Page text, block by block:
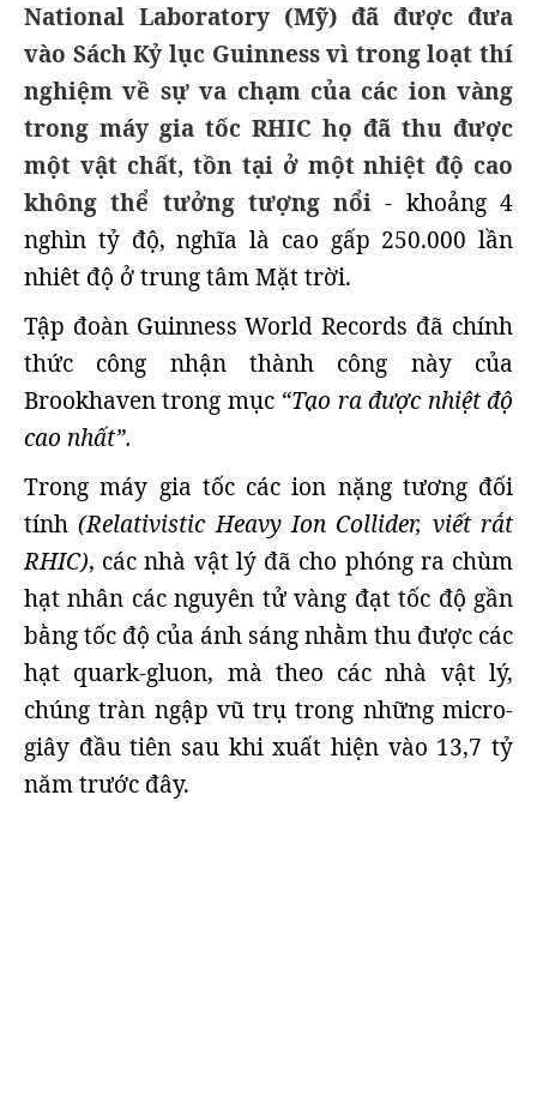
National Laboratory (Mỹ) đã được đưa
vào Sách Kỷ lục Guinness vì trong loạt thí
nghiệm về sự va chạm của các ion vàng
trong máy gia tốc RHIC họ đã thu được
một vật chất, tồn tại ở một nhiệt độ cao
không thể tưởng tượng nổi - khoảng 4
nghìn tỷ độ, nghĩa là cao gấp 250.000 lần
nhiêt độ ở trung tâm Mặt trời.
Tập đoàn Guinness World Records đã chính
thức công nhận thành công này của
Brookhaven trong mục “Tạo ra được nhiệt độ
cao nhất”.
Trong máy gia tốc các ion nặng tương đối
tính (Relativistic Heavy Ion Collider, viết rắt
RHIC), các nhà vật lý đã cho phóng ra chùm
hạt nhân các nguyên tử vàng đạt tốc độ gần
bằng tốc độ của ánh sáng nhằm thu được các
hạt quark-gluon, mà theo các nhà vật lý,
chúng tràn ngập vũ trụ trong những micro-
giây đầu tiên sau khi xuất hiện vào 13,7 tỷ
năm trước đây.